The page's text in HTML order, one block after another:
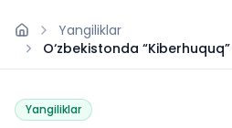
Yangiliklar
O‘zbekistonda
Etiladi
Yangiliklar